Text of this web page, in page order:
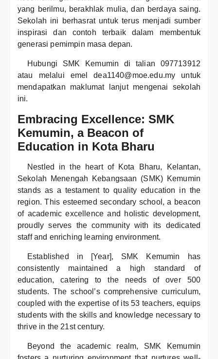
yang berilmu, berakhlak mulia, dan berdaya saing.
Sekolah ini berhasrat untuk terus menjadi sumber
inspirasi dan contoh terbaik dalam membentuk
generasi pemimpin masa depan.
Hubungi SMK Kemumin di talian 097713912
atau melalui emel dea1140@moe.edu.my untuk
mendapatkan maklumat lanjut mengenai sekolah
ini.
Embracing Excellence: SMK
Kemumin, a Beacon of
Education in Kota Bharu
Nestled in the heart of Kota Bharu, Kelantan,
Sekolah Menengah Kebangsaan (SMK) Kemumin
stands as a testament to quality education in the
region. This esteemed secondary school, a beacon
of academic excellence and holistic development,
proudly serves the community with its dedicated
staff and enriching learning environment.
Established in [Year], SMK Kemumin has
consistently maintained a high standard of
education, catering to the needs of over 500
students. The school’s comprehensive curriculum,
coupled with the expertise of its 53 teachers, equips
students with the skills and knowledge necessary to
thrive in the 21st century.
Beyond the academic realm, SMK Kemumin